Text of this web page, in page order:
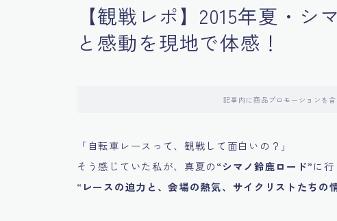
【観戦レポ】2015年夏・
と感動を現地で体感！
記事内に商品プロモーションを
「自転車レースって、観戦して面白いの？」
そう感じていた私が、真夏の“シマノ鈴鹿ロード”に
“レースの迫力と、会場の熱気、サイクリストたちの